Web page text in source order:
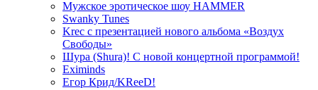
Мужское эротическое шоу HAMMER
Swanky Tunes
Krec с презентацией нового альбома «Воздух
Свободы»
Шура (Shura)! С новой концертной программой!
Eximinds
Егор Крид/KReeD!